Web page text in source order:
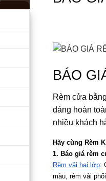
BÁO
Rèm cửa
dáng hoàn
nhiều khách
Hãy cùng Rèm
1. Báo giá rèm
Rèm vải hai lớp:
màu, rèm vải